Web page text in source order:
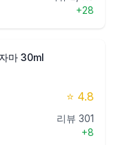
+28
마 30ml
⭐ 4.8
리뷰 301
+8